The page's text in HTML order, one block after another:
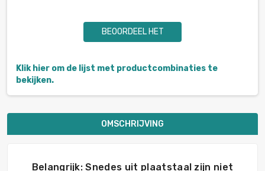
BEOORDEEL HET
Klik hier om de lijst met productcombinaties te
bekijken.
OMSCHRIJVING
Belangrijk: Snedes uit plaatstaal zijn niet